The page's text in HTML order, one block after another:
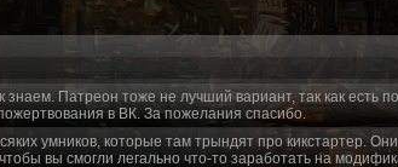
Патреон тоже не лучший вариант, так как есть
в ВК. За пожелания спасибо.
умников, которые там трындят про кикстартер.
чтобы вы смогли легально что-то заработать на